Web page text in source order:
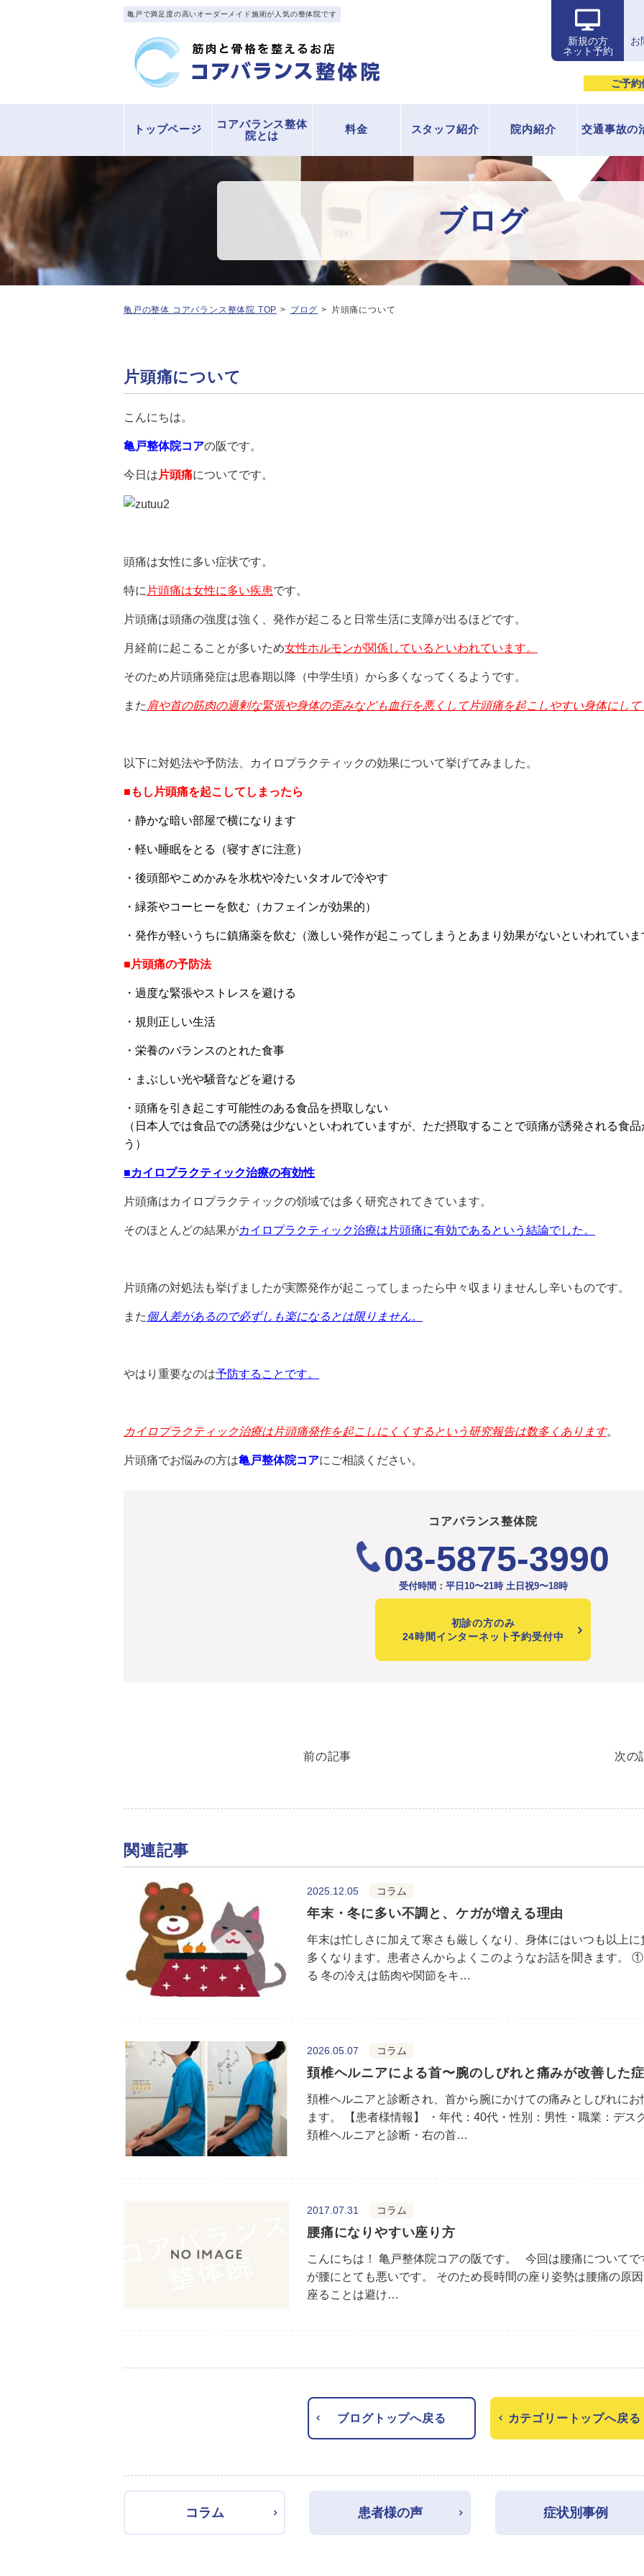
亀戸で満足度の高いオーダーメイド施術が人気の整体院です
新規の方
ネット予約
お
ご予約
トップページ
コアバランス整体
院とは
料金 スタッフ紹介 院内紹介 交通事故の
ブログ
亀戸の整体 コアバランス整体院 TOP ブログ 片頭痛について
片頭痛について
こんにちは。
亀戸整体院コアの阪です。
今日は 片頭痛についてです。
頭痛は女性に多い症状です。
特に 片頭痛は女性に多い疾患です。
片頭痛は頭痛の強度は強く、発作が起こると日常生活に支障が出るほどです。
月経前に起こることが多いため女性ホルモンが関係しているといわれています。
そのため片頭痛発症は思春期以降（中学生頃）から多くなってくるようです。
また 肩や首の筋肉の過剰な緊張や身体の歪みなども血行を悪くして片頭痛を起こしやすい身体にし
以下に対処法や予防法、カイロプラクティックの効果について挙げてみました。
■もし片頭痛を起こしてしまったら
・静かな暗い部屋で横になります
・軽い睡眠をとる（寝すぎに注意）
・後頭部やこめかみを氷枕や冷たいタオルで冷やす
・緑茶やコーヒーを飲む（カフェインが効果的）
・発作が軽いうちに鎮痛薬を飲む（激しい発作が起こってしまうとあまり効果がないといわれていま
■片頭痛の予防法
・過度な緊張やストレスを避ける
・規則正しい生活
・栄養のバランスのとれた食事
・まぶしい光や騒音などを避ける
・頭痛を引き起こす可能性のある食品を摂取しない
（日本人では食品での誘発は少ないといわれていますが、ただ摂取することで頭痛が誘発される食
う）
■カイロプラクティック治療の有効性
片頭痛はカイロプラクティックの領域では多く研究されてきています。
そのほとんどの結果がカイロプラクティック治療は片頭痛に有効であるという結論でした。
片頭痛の対処法も挙げましたが実際発作が起こってしまったら中々収まりませんし辛いものです。
また個人差があるので必ずしも楽になるとは限りません。
やはり重要なのは予防することです。
カイロプラクティック治療は片頭痛発作を起こしにくくするという研究報告は数多くあります。
片頭痛でお悩みの方は亀戸整体院コアにご相談ください。
コアバランス整体院
03-5875-3990
受付時間：平日10〜21時 土日祝9〜18時
初診の方のみ
24時間インターネット予約受付中
前の記事 次の
関連記事
2025.12.05 コラム
年末・冬に多い不調と、ケガが増える理由
年末は忙しさに加えて寒さも厳しくなり、身体にはいつも以上
多くなります。患者さんからよくこのようなお話を聞きます。
る 冬の冷えは筋肉や関節をキ…
2026.05.07 コラム
頚椎ヘルニアによる首〜腕のしびれと痛みが改善した
頚椎ヘルニアと診断され、首から腕にかけての痛みとしびれに
ます。 【患者様情報】 ・年代：40代・性別：男性・職業：デス
頚椎ヘルニアと診断・右の首…
2017.07.31 コラム
腰痛になりやすい座り方
こんにちは！ 亀戸整体院コアの阪です。 今回は腰痛について
が腰にとても悪いです。 そのため長時間の座り姿勢は腰痛の原
座ることは避け…
ブログトップへ戻る カテゴリートップへ戻る
コラム 患者様の声 症状別事例